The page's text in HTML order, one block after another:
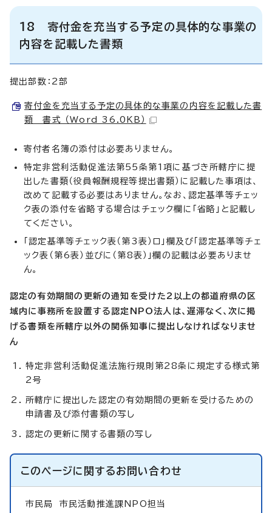
18 寄付金を充当する予定の具体的な事業の
内容を記載した書類
提出部数：2部
寄付金を充当する予定の具体的な事業の内容を記載した書
類 書式 （Word 36.0KB）
寄付者名簿の添付は必要ありません。
特定非営利活動促進法第55条第1項に基づき所轄庁に提
出した書類（役員報酬規程等提出書類）に記載した事項は、
改めて記載する必要はありません。なお、認定基準等チェッ
ク表の添付を省略する場合はチェック欄に「省略」と記載し
てください。
「認定基準等チェック表（第3表）ロ」欄及び「認定基準等チェ
ック表（第6表）並びに（第8表）」欄の記載は必要ありませ
ん。
認定の有効期間の更新の通知を受けた2以上の都道府県の区
域内に事務所を設置する認定NPO法人は、遅滞なく、次に掲
げる書類を所轄庁以外の関係知事に提出しなければなりませ
ん
特定非営利活動促進法施行規則第28条に規定する様式第
2号
所轄庁に提出した認定の有効期間の更新を受けるための
申請書及び添付書類の写し
認定の更新に関する書類の写し
このページに関するお問い合わせ
市民局 市民活動推進課NPO担当